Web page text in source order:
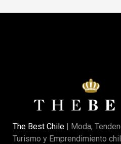
The Best Chile | Moda,
Turismo y Emprendimiento